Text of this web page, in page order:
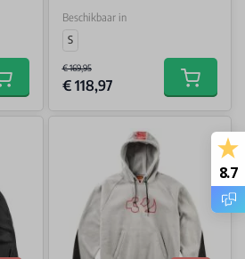
Add to cart
Beschikbaar in
S
€ 169,95
€ 118,97 Add to
8.7